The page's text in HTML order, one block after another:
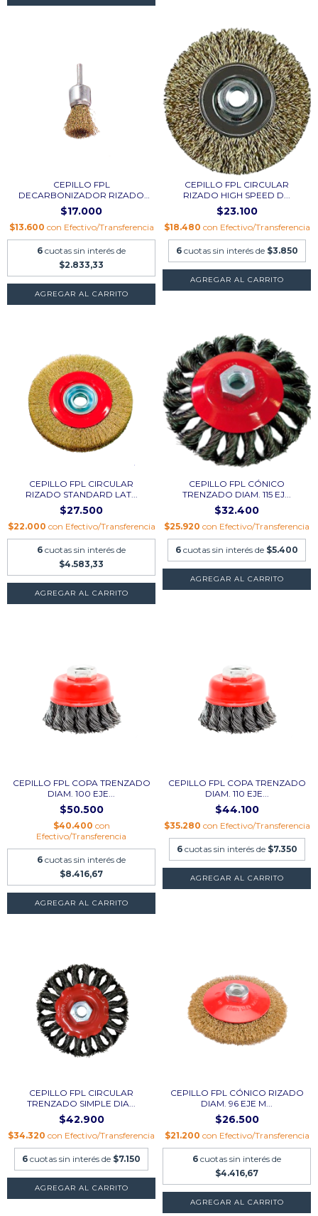
CEPILLO FPL
DECARBONIZADOR RIZADO
DIAM....
$17.000
$13.600 con Efectivo/Transferencia
6 cuotas sin interés de
$2.833,33
CEPILLO FPL CIRCULAR
RIZADO HIGH SPEED D...
$23.100
$18.480 con Efectivo/Transferencia
6 cuotas sin interés de $3.850
CEPILLO FPL CIRCULAR
RIZADO STANDARD LAT...
$27.500
$22.000 con Efectivo/Transferencia
6 cuotas sin interés de
$4.583,33
CEPILLO FPL CÓNICO
TRENZADO DIAM. 115 EJ...
$32.400
$25.920 con Efectivo/Transferencia
6 cuotas sin interés de $5.400
CEPILLO FPL COPA TRENZADO
DIAM. 100 EJE...
$50.500
$40.400 con
Efectivo/Transferencia
6 cuotas sin interés de
$8.416,67
CEPILLO FPL COPA TRENZADO
DIAM. 110 EJE...
$44.100
$35.280 con Efectivo/Transferencia
6 cuotas sin interés de $7.350
CEPILLO FPL CIRCULAR
TRENZADO SIMPLE DIA...
$42.900
$34.320 con Efectivo/Transferencia
6 cuotas sin interés de $7.150
CEPILLO FPL CÓNICO RIZADO
DIAM. 96 EJE M...
$26.500
$21.200 con Efectivo/Transferencia
6 cuotas sin interés de
$4.416,67